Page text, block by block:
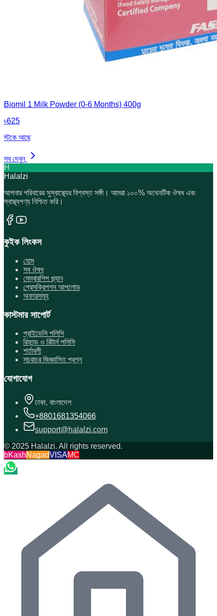
Biomil 1 Milk Powder (0-6 Months) 400g
৳625
স্টকে আছে
সব দেখুন
H
Halalzi
আপনার পরিবারের সুস্বাস্থ্যের বিশ্বস্ত সঙ্গী। আমরা ১০০% অথেনটিক ঔষধ এবং
স্বাস্থ্যপণ্য নিশ্চিত করি।
কুইক লিংকস
হোম
সব ঔষধ
মেম্বারশিপ প্ল্যান
প্রেসক্রিপশন আপলোড
অফারসমূহ
কাস্টমার সাপোর্ট
প্রাইভেসি পলিসি
রিফান্ড ও রিটার্ন পলিসি
শর্তাবলী
সচরাচর জিজ্ঞাসিত প্রশ্ন
যোগাযোগ
ঢাকা, বাংলাদেশ
+8801681354066
support@halalzi.com
© 2025 Halalzi. All rights reserved.
bKashNagadVISAMC